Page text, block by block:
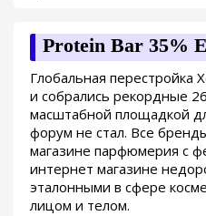
Protein Bar 35%
Глобальная перестройка
и собрались рекордные
масштабной площадкой
форум не стал. Все
магазине парфюмерия с
интернет магазине
эталонными в сфере
лицом и телом.